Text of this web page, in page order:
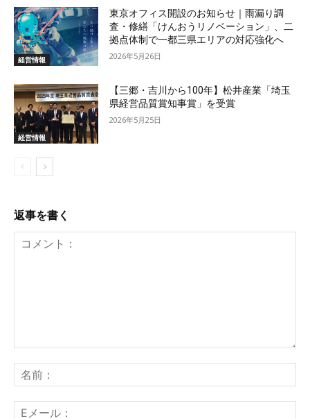
経営情報
東京オフィス開設のお知らせ｜雨漏り調
査・修繕「けんおうリノベーション」、二
拠点体制で一都三県エリアの対応強化へ
2026年5月26日
経営情報
【三郷・吉川から100年】松井産業「埼玉
県経営品質賞知事賞」を受賞
2026年5月25日
返事を書く
メ
ト
前